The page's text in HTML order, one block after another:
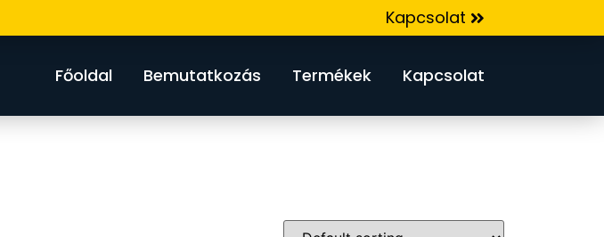
Kapcsolat
Főoldal Bemutatkozás Termékek Kapcsolat